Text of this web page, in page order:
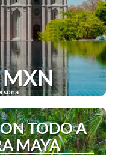
See
TODO A
MAYA